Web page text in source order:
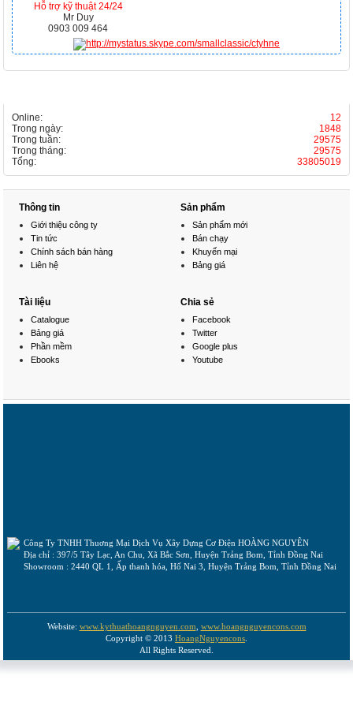
Hỗ trợ kỹ thuật 24/24
Mr Duy
0903 009 464
Online:
12
Trong ngày:
1848
Trong tuần:
29575
Trong tháng:
29575
Tổng:
33805019
Thông tin
Giới thiệu công ty
Tin tức
Chính sách bán hàng
Liên hệ
Sản phẩm
Sản phẩm mới
Bán chạy
Khuyến mại
Bảng giá
Tài liệu
Catalogue
Bảng giá
Phần mềm
Ebooks
Chia sẻ
Facebook
Twitter
Google plus
Youtube
Công Ty TNHH Thuơng Mại Dịch Vụ Xây Dựng Cơ Điện HOÀNG NGUYÊN
Địa chỉ : 397/5 Tây Lạc, An Chu, Xã Bắc Sơn, Huyện Trảng Bom, Tỉnh Đồng Nai
Showroom : 2440 QL 1, Ấp thanh hóa, Hố Nai 3, Huyện Trảng Bom, Tỉnh Đồng Nai
Website: www.kythuathoangnguyen.com www.hoangnguyencons.com
Copyright © 2013 HoangNguyencons
All Rights Reserved.